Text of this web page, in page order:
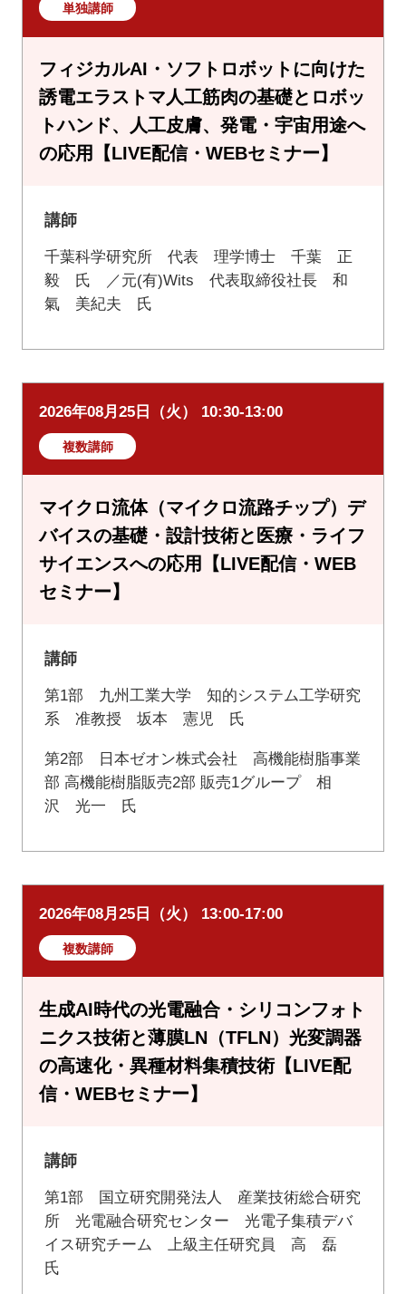
単独講師
フィジカルAI・ソフトロボットに向けた
誘電エラストマ人工筋肉の基礎とロボッ
トハンド、人工皮膚、発電・宇宙用途へ
の応用【LIVE配信・WEBセミナー】
講師
千葉科学研究所 代表 理学博士 千葉 正
毅 氏 ／元(有)Wits 代表取締役社長 和
氣 美紀夫 氏
2026年08月25日（火） 10:30-13:00
複数講師
マイクロ流体（マイクロ流路チップ）デ
バイスの基礎・設計技術と医療・ライフ
サイエンスへの応用【LIVE配信・WEB
セミナー】
講師
第1部 九州工業大学 知的システム工学研究
系 准教授 坂本 憲児 氏
第2部 日本ゼオン株式会社 高機能樹脂事業
部 高機能樹脂販売2部 販売1グループ 相
沢 光一 氏
2026年08月25日（火） 13:00-17:00
複数講師
生成AI時代の光電融合・シリコンフォト
ニクス技術と薄膜LN（TFLN）光変調器
の高速化・異種材料集積技術【LIVE配
信・WEBセミナー】
講師
第1部 国立研究開発法人 産業技術総合研究
所 光電融合研究センター 光電子集積デバ
イス研究チーム 上級主任研究員 高 磊
氏